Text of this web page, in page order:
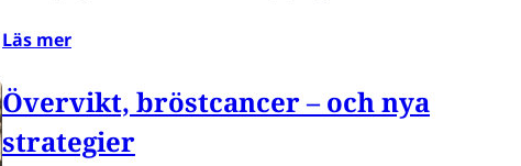
Läs mer
Övervikt, bröstcancer – och nya
strategier